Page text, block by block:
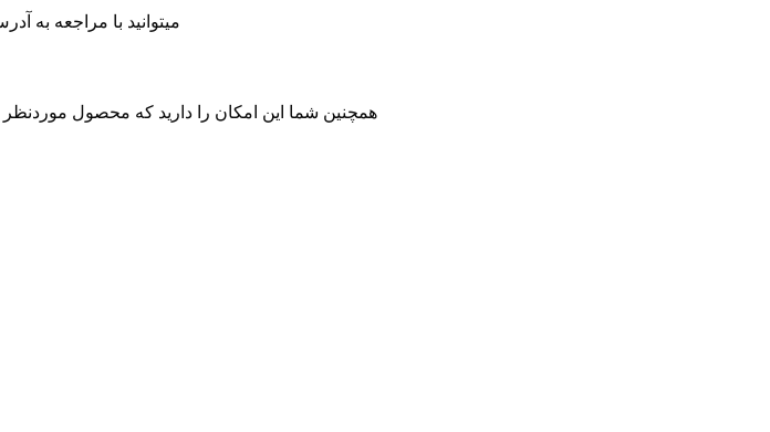
میتوانید با مراجعه به
همچنین شما این امکان را دارید که محصول